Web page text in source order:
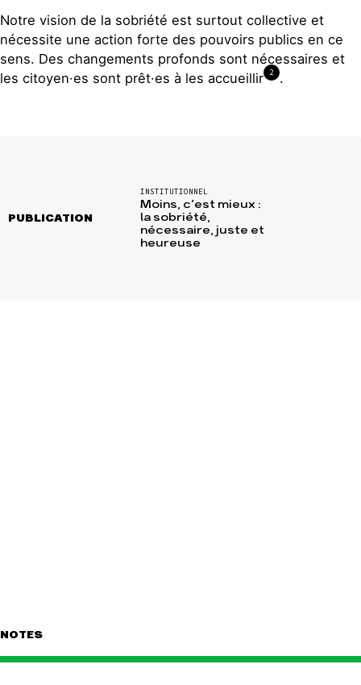
Notre vision de la sobriété est surtout collective et
nécessite une action forte des pouvoirs publics en ce
sens. Des changements profonds sont nécessaires et
les citoyen·es sont prêt·es à les accueillir
2 .
PUBLICATION
INSTITUTIONNEL
Moins, c’est mieux :
la sobriété,
nécessaire, juste et
heureuse
NOTES